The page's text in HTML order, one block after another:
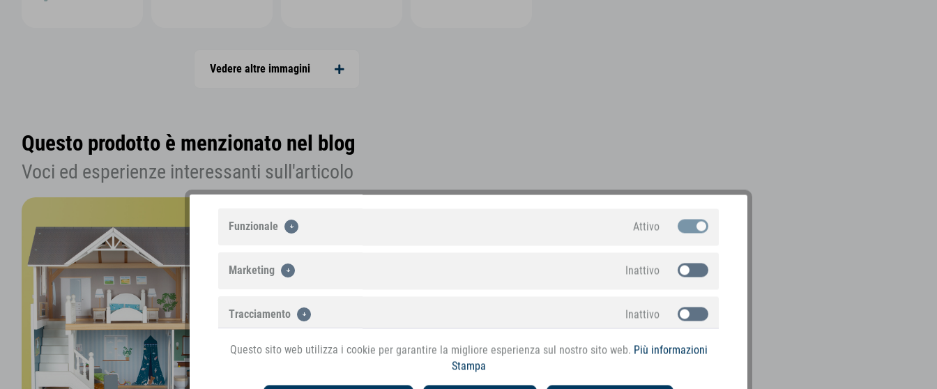
Vedere altre immagini
Questo prodotto è menzionato nel blog
Voci ed esperienze interessanti sull'articolo
Funzionale Attivo
Marketing Inattivo
Tracciamento Inattivo
Questo sito web utilizza i cookie per garantire la migliore esperienza sul nostro sito web. Più informazioni
Stampa